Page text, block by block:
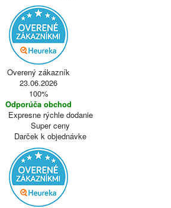
Overený zákazník
23.06.2026
100%
Odporúča obchod
Expresne rýchle dodanie
Super ceny
Darček k objednávke